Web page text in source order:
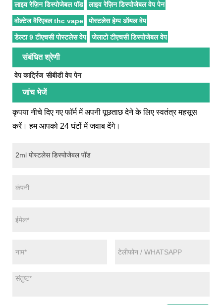
लाइव रेज़िन डिस्पोजेबल पॉड लाइव रेज़िन डिस्पोजेबल वेप पेन
वोल्टेज वैरिएबल thc vape पोस्टलेस हेम्प ऑयल वेप
डेल्टा 9 टीएचसी पोस्टलेस वेप जेलाटो टीएचसी डिस्पोजेबल वेप
संबंधित श्रेणी
वेप कार्ट्रिज सीबीडी वेप पेन
जांच भेजें
कृपया नीचे दिए गए फॉर्म में अपनी पूछताछ देने के लिए स्वतंत्र महसूस
करें। हम आपको 24 घंटों में जवाब देंगे।